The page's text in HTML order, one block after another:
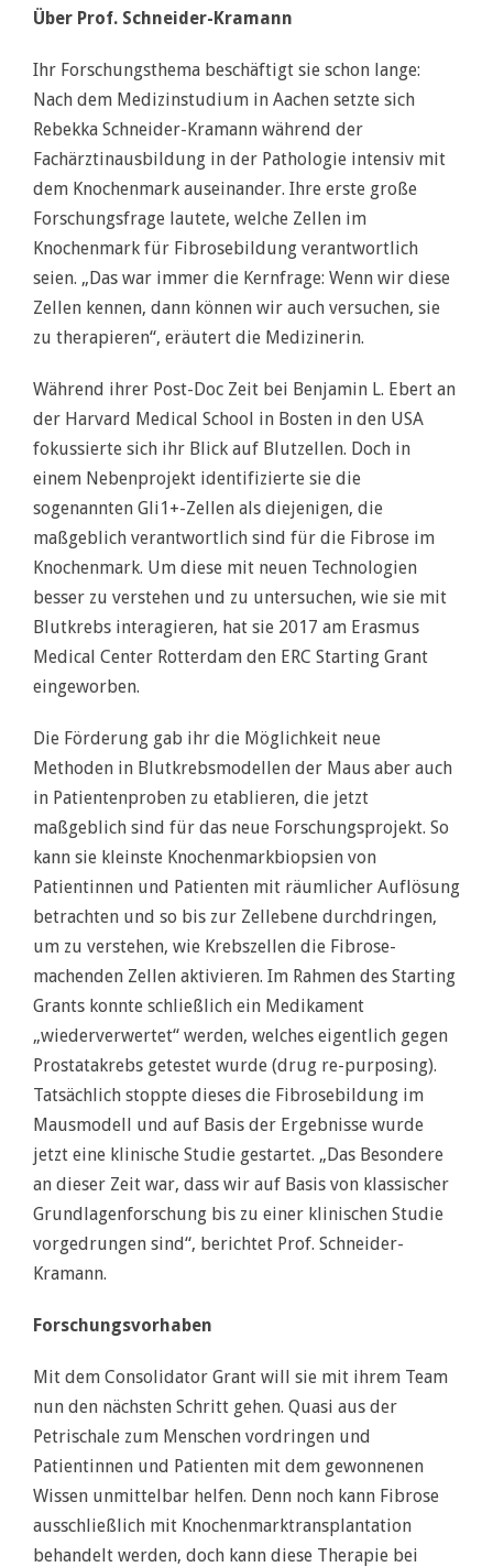
Über Prof. Schneider-Kramann
Ihr Forschungsthema beschäftigt sie schon lange:
Nach dem Medizinstudium in Aachen setzte sich
Rebekka Schneider-Kramann während der
Fachärztinausbildung in der Pathologie intensiv mit
dem Knochenmark auseinander. Ihre erste große
Forschungsfrage lautete, welche Zellen im
Knochenmark für Fibrosebildung verantwortlich
seien. „Das war immer die Kernfrage: Wenn wir diese
Zellen kennen, dann können wir auch versuchen, sie
zu therapieren“, eräutert die Medizinerin.
Während ihrer Post-Doc Zeit bei Benjamin L. Ebert an
der Harvard Medical School in Bosten in den USA
fokussierte sich ihr Blick auf Blutzellen. Doch in
einem Nebenprojekt identifizierte sie die
sogenannten Gli1+-Zellen als diejenigen, die
maßgeblich verantwortlich sind für die Fibrose im
Knochenmark. Um diese mit neuen Technologien
besser zu verstehen und zu untersuchen, wie sie mit
Blutkrebs interagieren, hat sie 2017 am Erasmus
Medical Center Rotterdam den ERC Starting Grant
eingeworben.
Die Förderung gab ihr die Möglichkeit neue
Methoden in Blutkrebsmodellen der Maus aber auch
in Patientenproben zu etablieren, die jetzt
maßgeblich sind für das neue Forschungsprojekt. So
kann sie kleinste Knochenmarkbiopsien von
Patientinnen und Patienten mit räumlicher Auflösung
betrachten und so bis zur Zellebene durchdringen,
um zu verstehen, wie Krebszellen die Fibrose-
machenden Zellen aktivieren. Im Rahmen des Starting
Grants konnte schließlich ein Medikament
„wiederverwertet“ werden, welches eigentlich gegen
Prostatakrebs getestet wurde (drug re-purposing).
Tatsächlich stoppte dieses die Fibrosebildung im
Mausmodell und auf Basis der Ergebnisse wurde
jetzt eine klinische Studie gestartet. „Das Besondere
an dieser Zeit war, dass wir auf Basis von klassischer
Grundlagenforschung bis zu einer klinischen Studie
vorgedrungen sind“, berichtet Prof. Schneider-
Kramann.
Forschungsvorhaben
Mit dem Consolidator Grant will sie mit ihrem Team
nun den nächsten Schritt gehen. Quasi aus der
Petrischale zum Menschen vordringen und
Patientinnen und Patienten mit dem gewonnenen
Wissen unmittelbar helfen. Denn noch kann Fibrose
ausschließlich mit Knochenmarktransplantation
behandelt werden, doch kann diese Therapie bei